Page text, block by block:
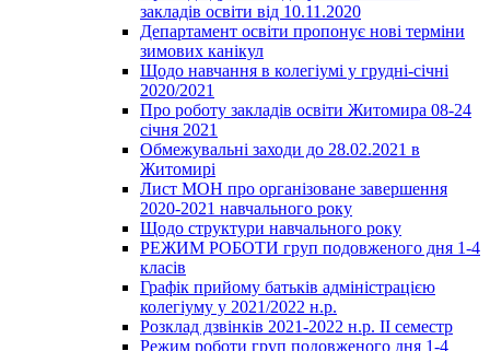
закладів освіти від 10.11.2020
Департамент освіти пропонує нові терміни
зимових канікул
Щодо навчання в колегіумі у грудні-січні
2020/2021
Про роботу закладів освіти Житомира 08-24
січня 2021
Обмежувальні заходи до 28.02.2021 в
Житомирі
Лист МОН про організоване завершення
2020-2021 навчального року
Щодо структури навчального року
РЕЖИМ РОБОТИ груп подовженого дня 1-4
класів
Графік прийому батьків адміністрацією
колегіуму у 2021/2022 н.р.
Розклад дзвінків 2021-2022 н.р. ІІ семестр
Режим роботи груп подовженого дня 1-4